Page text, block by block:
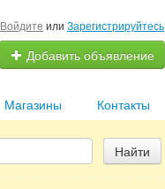
Войдите или Зарегистрируйтесь
Добавить объявление
Контакты
Магазины
Найти